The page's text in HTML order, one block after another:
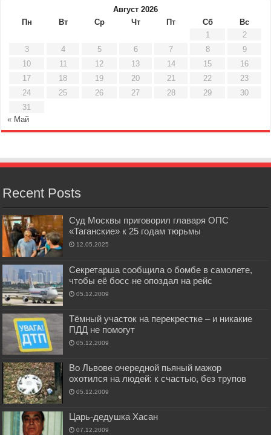
Август 2026
Пн
Вт Ср Чт Пт Сб
Вс
1
2
3
4 5 6 7 8
9
10
11 12 13 14 15
16
17
18 19 20 21 22
23
24
25 26 27 28 29
30
31
« Май
Recent Posts
Суд Москвы приговорил главаря ОПС
«Таганские» к 25 годам тюрьмы
12.05.2025
Секретарша сообщила о бомбе в самолете,
чтобы её босс не опоздал на рейс
05.12.2009
Тёмный участок на перекрестке – и никакие
ПДД не помогут
05.12.2009
Во Львове очередной пьяный мажор
охотился на людей: к счастью, без трупов
05.12.2009
Царь-дедушка Хасан
07.12.2009